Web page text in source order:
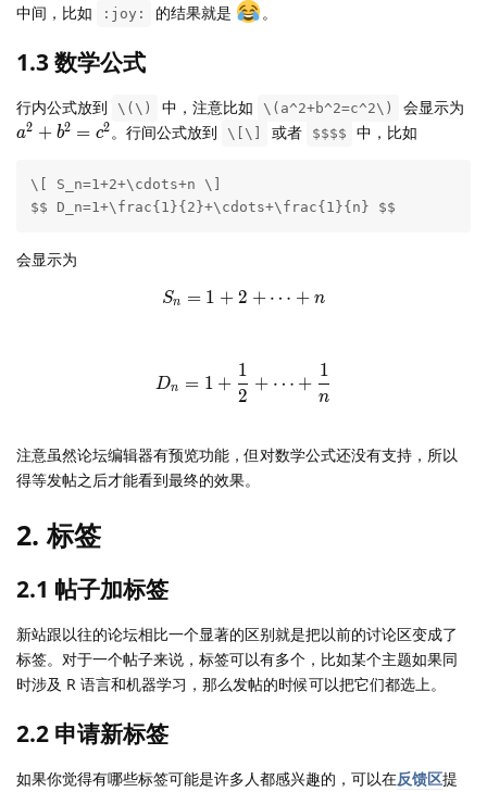
中间，比如
:joy: 的结果就是 。
1.3 数学公式
行内公式放到 \(\) 中，注意比如 \(a^2+b^2=c^2\) 会显示为
a2 + b2 = c2 。行间公式放到 \[\] 或者 $$$$ 中，比如
\[ S_n=1+2+\cdots+n \]
$$ D_n=1+\frac{1}{2}+\cdots+\frac{1}{n} $$
会显示为
S_n=1+2+\cdots+n
Sn = 1 + 2 + ⋯ + n
Dn = 1 +
2
1
+ ⋯ +
n
1
注意虽然论坛编辑器有预览功能，但对数学公式还没有支持，所以
得等发帖之后才能看到最终的效果。
2. 标签
2.1 帖子加标签
新站跟以往的论坛相比一个显著的区别就是把以前的讨论区变成了
标签。对于一个帖子来说，标签可以有多个，比如某个主题如果同
时涉及 R 语言和机器学习，那么发帖的时候可以把它们都选上。
2.2 申请新标签
如果你觉得有哪些标签可能是许多人都感兴趣的，可以在反馈区提